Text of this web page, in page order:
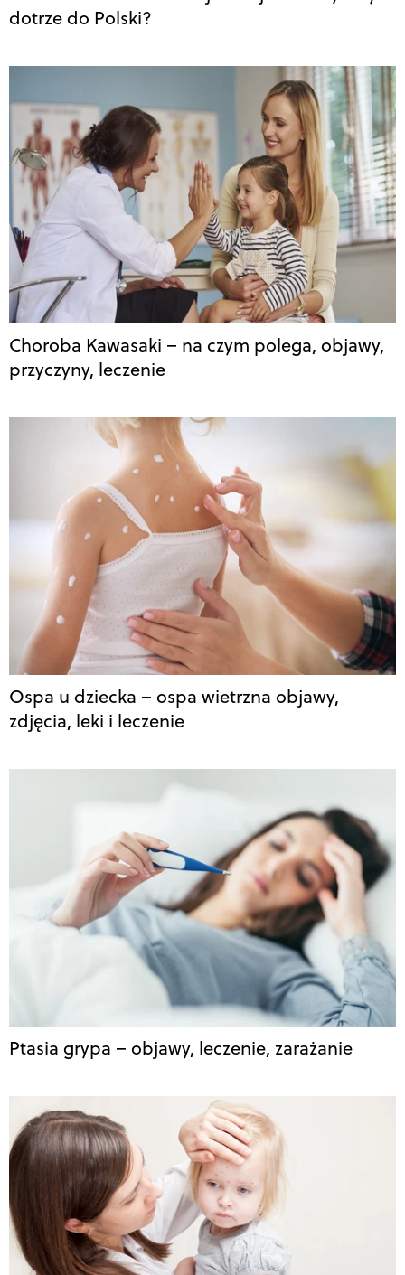
dotrze do Polski?
Choroba Kawasaki – na czym polega, objawy,
przyczyny, leczenie
Ospa u dziecka – ospa wietrzna objawy,
zdjęcia, leki i leczenie
Ptasia grypa – objawy, leczenie, zarażanie